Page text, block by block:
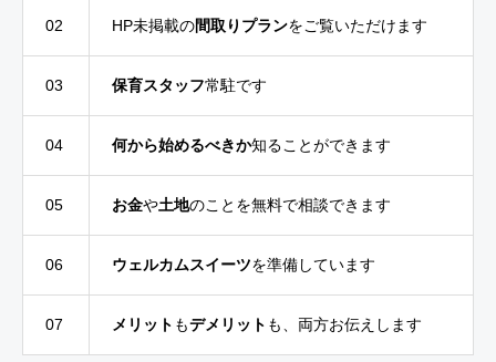
02 HP未掲載の間取りプランをご覧いただけます
03 保育スタッフ常駐です
04 何から始めるべきか知ることができます
05 お金や土地のことを無料で相談できます
06 ウェルカムスイーツを準備しています
07 メリット もデメリット も、両方お伝えします